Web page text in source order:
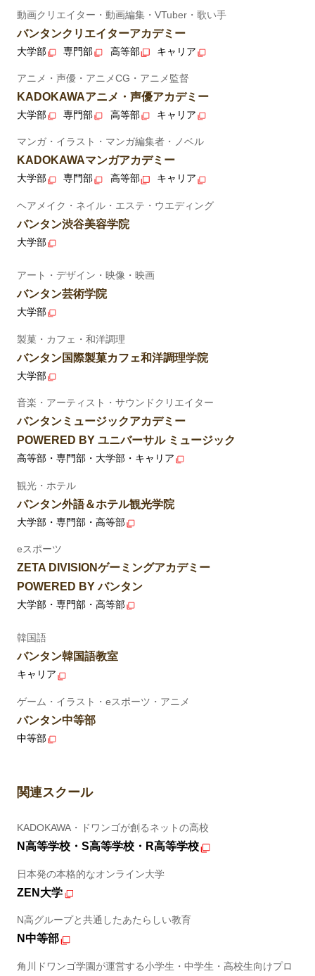
動画クリエイター・動画編集・VTuber・歌い手
バンタンクリエイターアカデミー
大学部 専門部 高等部 キャリア
アニメ・声優・アニメCG・アニメ監督
KADOKAWAアニメ・声優アカデミー
大学部 専門部 高等部 キャリア
マンガ・イラスト・マンガ編集者・ノベル
KADOKAWAマンガアカデミー
大学部 専門部 高等部 キャリア
ヘアメイク・ネイル・エステ・ウエディング
バンタン渋谷美容学院
大学部
アート・デザイン・映像・映画
バンタン芸術学院
大学部
製菓・カフェ・和洋調理
バンタン国際製菓カフェ和洋調理学院
大学部
音楽・アーティスト・サウンドクリエイター
バンタンミュージックアカデミー
POWERED BY ユニバーサル ミュージック
高等部・専門部・大学部・キャリア
観光・ホテル
バンタン外語＆ホテル観光学院
大学部・専門部・高等部
eスポーツ
ZETA DIVISIONゲーミングアカデミー
POWERED BY バンタン
大学部・専門部・高等部
韓国語
バンタン韓国語教室
キャリア
ゲーム・イラスト・eスポーツ・アニメ
バンタン中等部
中等部
関連スクール
KADOKAWA・ドワンゴが創るネットの高校
N高等学校・S高等学校・R高等学校
日本発の本格的なオンライン大学
ZEN大学
N高グループと共通したあたらしい教育
N中等部
角川ドワンゴ学園が運営する小学生・中学生・高校生向けプロ